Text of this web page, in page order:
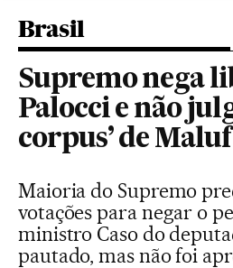
Brasil
Supremo nega
Palocci e não
corpus’ de Maluf
Maioria do Supremo
votações para negar o
ministro Caso do
pautado, mas não foi